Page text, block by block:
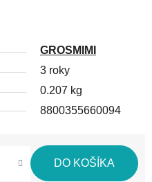
GROSMIMI
3 roky
0.207 kg
8800355660094
DO KOŠÍKA